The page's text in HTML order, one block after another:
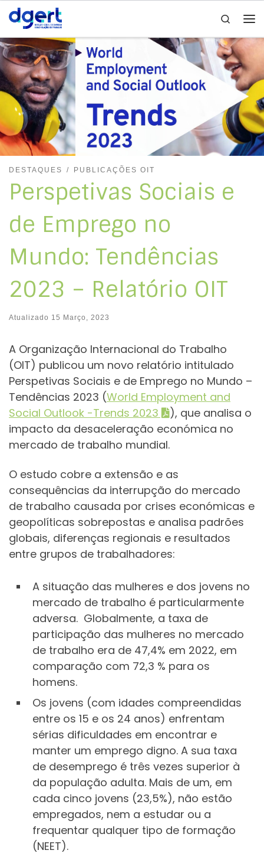
Skip to content
Search
DESTAQUES PUBLICAÇÕES OIT
Perspetivas Sociais e
de Emprego no
Mundo: Tendências
2023 – Relatório OIT
Atualizado 15 Março, 2023
A Organização Internacional do Trabalho
(OIT) publicou um novo relatório intitulado
Perspetivas Sociais e de Emprego no Mundo –
Tendências 2023 (World Employment and
Social Outlook -Trends 2023
), que analisa o
impacto da desaceleração económica no
mercado de trabalho mundial.
O estudo cobre a extensão e as
consequências da interrupção do mercado
de trabalho causada por crises económicas e
geopolíticas sobrepostas e analisa padrões
globais, diferenças regionais e resultados
entre grupos de trabalhadores:
A situação das mulheres e dos jovens no
mercado de trabalho é particularmente
adversa. Globalmente, a taxa de
participação das mulheres no mercado
de trabalho era de 47,4% em 2022, em
comparação com 72,3 % para os
homens.
Os jovens (com idades compreendidas
entre os 15 e os 24 anos) enfrentam
sérias dificuldades em encontrar e
manter um emprego digno. A sua taxa
de desemprego é três vezes superior à
da população adulta. Mais de um, em
cada cinco jovens (23,5%), não estão
empregados, nem a estudar ou a
frequentar qualquer tipo de formação
(NEET).